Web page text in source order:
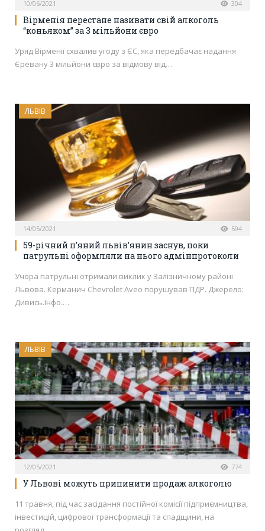
10/06/2021 304
Вірменія перестане називати свій алкоголь
“коньяком” за 3 мільйони євро
Уряд Вірменії схвалив угоду з ЄС, яка передбачає надання
Єревану 3 мільйони євро за відмову від…
ЛЬВІВ
14/05/2021 594
59-річний п’яний львів’янин заснув, поки
патрульні оформляли на нього адмінпротоколи
Учора патрульні отримали виклик у Залізничному районі
Львова. Керманич Chevrolet Aveo порушував ПДР. Джерело:
Дивись.Інфо.…
ЛЬВІВ
12/05/2021 774
У Львові можуть припинити продаж алкоголю
11 травня, під час засідання постійної комісії підприємництва,
інвестицій, цифрової трансформації та спадщини, на